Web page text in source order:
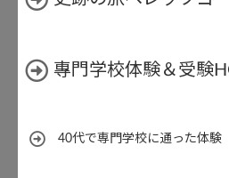
專門学校体験＆受験
40代で専門学校に通った体験